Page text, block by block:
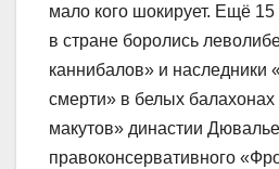
мало кого шокирует. Ещё 15
в стране боролись
каннибалов» и наследники
смерти» в белых
макутов» династии
правоконсервативного